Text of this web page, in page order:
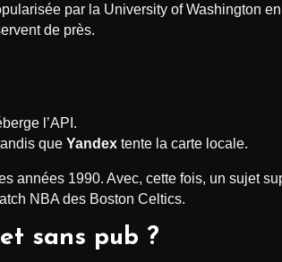
par la University of Washington
de près.
l’API.
que Yandex tente la carte locale.
années 1990. Avec, cette fois, un sujet
NBA des Boston Celtics.
sans pub ?